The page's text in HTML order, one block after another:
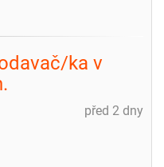
ka v
před 2 dny